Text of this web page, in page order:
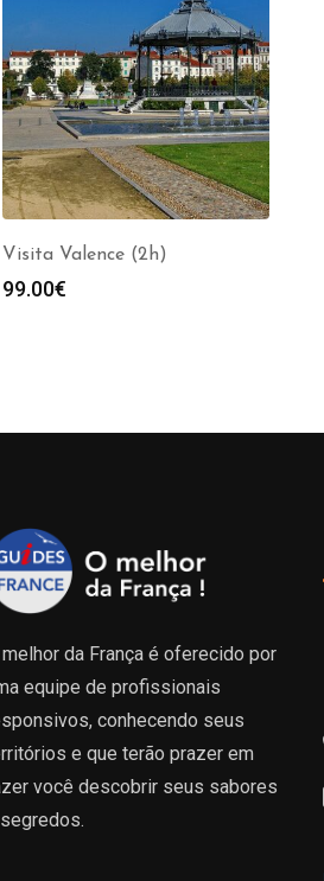
Visita Valence (2h)
99.00€
melhor da França é oferecido por
equipe de profissionais
conhecendo seus
e que terão prazer em
você descobrir seus sabores